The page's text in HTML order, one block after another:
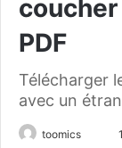
PDF
Télécharger
avec un
toomics